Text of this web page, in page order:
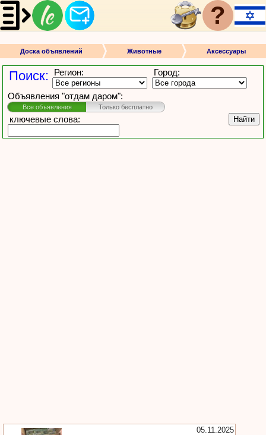
?
Доска объявлений Животные Аксессуары
Поиск: Регион: Город:
Объявления "отдам даром":
Все объявления Только бесплатно
ключевые слова: Найти
05.11.2025